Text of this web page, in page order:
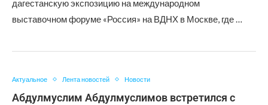
дагестанскую экспозицию на международном
выставочном форуме «Россия» на ВДНХ в Москве, где …
Актуальное Лента новостей Новости
Абдулмуслим Абдулмуслимов встретился с